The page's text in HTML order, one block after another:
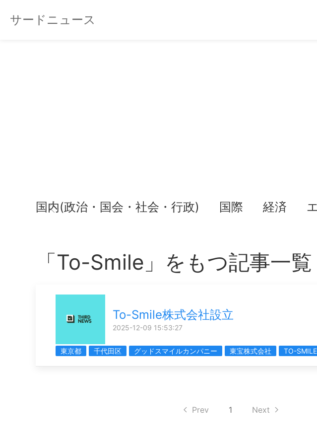
サードニュース
国内(政治・国会・社会・行政) 国際 経済
「To-Smile」をもつ記事一覧
To-Smile株式会社設立
2025-12-09 15:53:27
東京都 千代田区 グッドスマイルカンパニー 東宝株式会社 TO-SMILE
Prev 1 Next